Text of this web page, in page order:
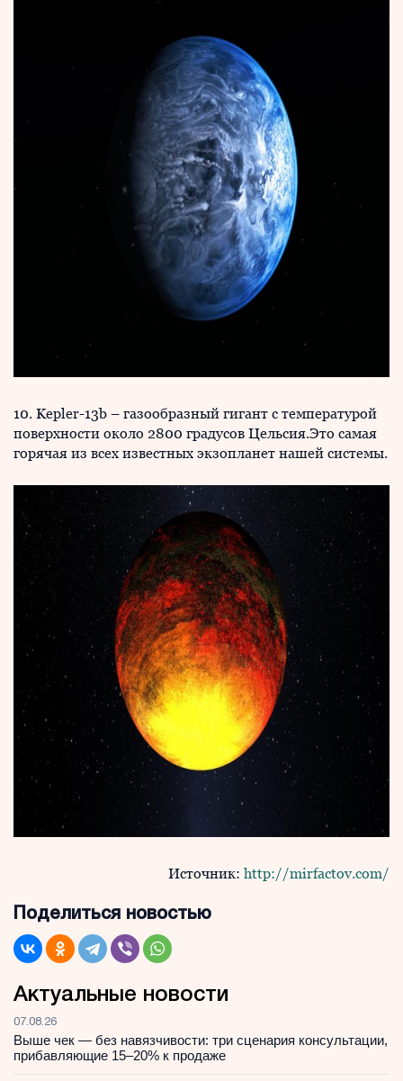
10. Kepler-13b – газообразный гигант с температурой
поверхности около 2800 градусов Цельсия.Это самая
горячая из всех известных экзопланет нашей системы.
Источник: http://mirfactov.com/
Поделиться новостью
Актуальные новости
07.08.26
Выше чек — без навязчивости: три сценария консультации,
прибавляющие 15–20% к продаже